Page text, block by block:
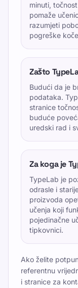
minuti,
pomaže
razumjeti
pogreške
Zašto
Budući da je
podataka.
stranice
buduće
uredski rad i
Za koga je
TypeLab je
odrasle i
proizvoda
učenja koji
pojedinačne
tipkovnici.
Ako želite
referentnu
i stranice za